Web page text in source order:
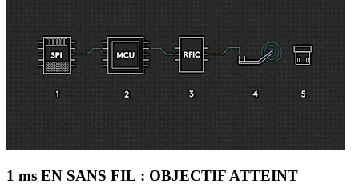
1 ms EN SANS FIL : OBJECTIF ATTEINT